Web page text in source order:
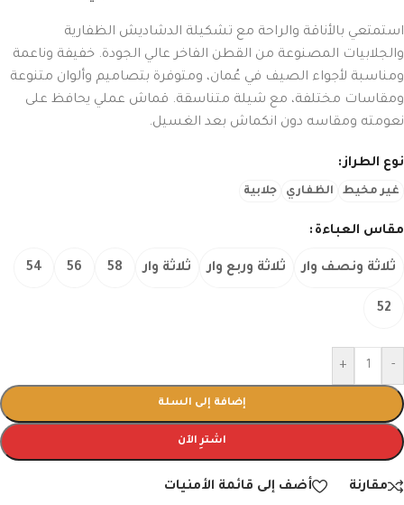
استمتعي بالأناقة والراحة مع تشكيلة الدشاديش الظفارية
والجلابيات المصنوعة من القطن الفاخر عالي الجودة. خفيفة وناعمة
ومناسبة لأجواء الصيف في عُمان، ومتوفرة بتصاميم وألوان متنوعة
ومقاسات مختلفة، مع شيلة متناسقة. قماش عملي يحافظ على
نعومته ومقاسه دون انكماش بعد الغسيل.
نوع الطراز
غير مخيط الظفاري جلابية
مقاس العباءة
ثلاثة ونصف وار ثلاثة وربع وار ثلاثة وار 58
56
54
52
-
+
إضافة إلى السلة
اشترِ الآن
مقارنة أضف إلى قائمة الأمنيات